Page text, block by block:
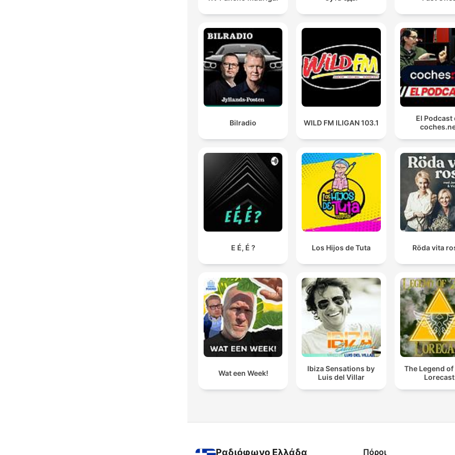
Bilradio WILD FM ILIGAN 103.1
El Podcast
E É, É ? Los Hijos de Tuta Röda vita
Wat een Week!
Ibiza Sensations by
Luis del Villar
The Legend
Lorecast
Ραδιόφωνο Ελλάδα Πόροι